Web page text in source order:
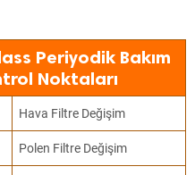
Periyodik Bakım
Noktaları
Hava Filtre Değişim
Polen Filtre Değişim